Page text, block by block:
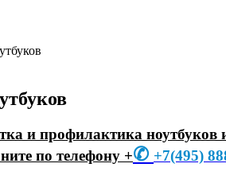
и профилактика ноутбуков
по телефону +✆ +7(495)